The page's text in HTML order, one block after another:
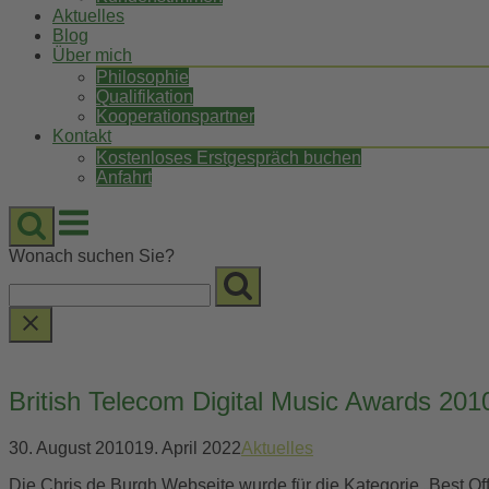
Aktuelles
Blog
Über mich
Philosophie
Qualifikation
Kooperationspartner
Kontakt
Kostenloses Erstgespräch buchen
Anfahrt
Menu
Wonach suchen Sie?
British Telecom Digital Music Awards
30. August 201019. April 2022Aktuelles
Die Chris de Burgh Webseite wurde für die Kategorie „Best